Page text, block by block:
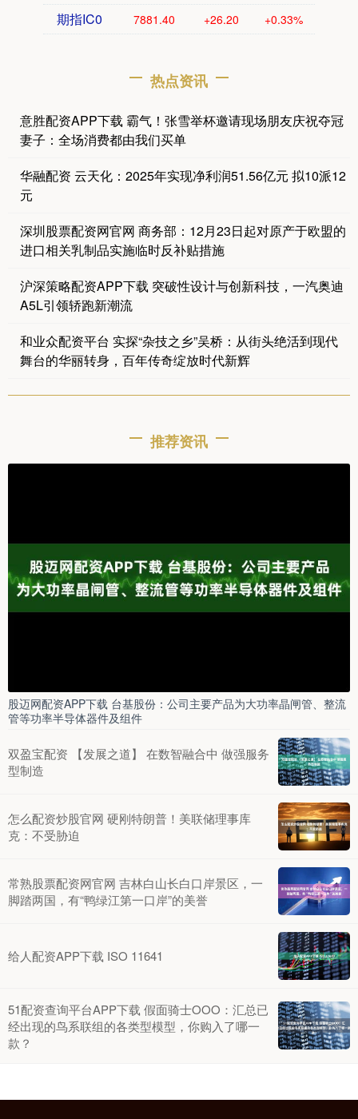
期指IC0 7881.40 +26.20 +0.33%
热点资讯
意胜配资APP下载 霸气！张雪举杯邀请现场朋友庆祝夺冠
妻子：全场消费都由我们买单
华融配资 云天化：2025年实现净利润51.56亿元 拟10派12
元
深圳股票配资网官网 商务部：12月23日起对原产于欧盟的
进口相关乳制品实施临时反补贴措施
沪深策略配资APP下载 突破性设计与创新科技，一汽奥迪
A5L引领轿跑新潮流
和业众配资平台 实探“杂技之乡”吴桥：从街头绝活到现代
舞台的华丽转身，百年传奇绽放时代新辉
推荐资讯
股迈网配资APP下载 台基股份：公司主要产品为大功率晶闸管、整流
管等功率半导体器件及组件
双盈宝配资 【发展之道】 在数智融合中 做强服务
型制造
怎么配资炒股官网 硬刚特朗普！美联储理事库
克：不受胁迫
常熟股票配资网官网 吉林白山长白口岸景区，一
脚踏两国，有“鸭绿江第一口岸”的美誉
给人配资APP下载 ISO 11641
51配资查询平台APP下载 假面骑士OOO：汇总已
经出现的鸟系联组的各类型模型，你购入了哪一
款？